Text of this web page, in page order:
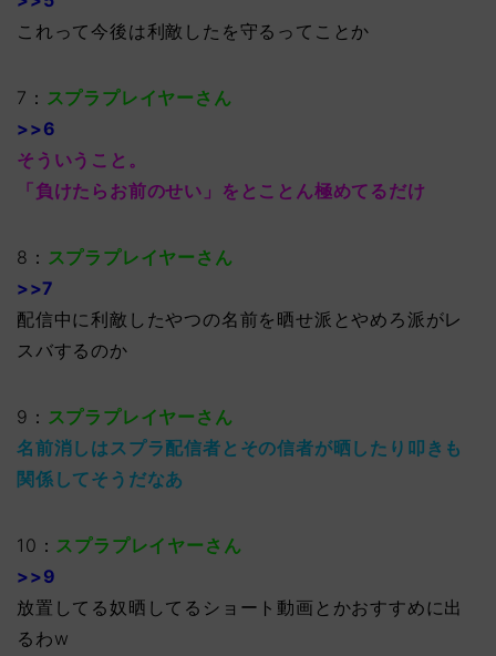
これって今後は利敵したを守るってことか
7： スプラプレイヤーさん
>>6
そういうこと。
「負けたらお前のせい」をとことん極めてるだけ
8： スプラプレイヤーさん
>>7
配信中に利敵したやつの名前を晒せ派とやめろ派がレ
スバするのか
9： スプラプレイヤーさん
名前消しはスプラ配信者とその信者が晒したり叩きも
関係してそうだなあ
10： スプラプレイヤーさん
>>9
放置してる奴晒してるショート動画とかおすすめに出
るわw